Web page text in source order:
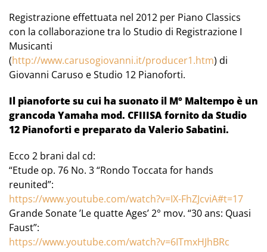
Registrazione effettuata nel 2012 per Piano Classics
con la collaborazione tra lo Studio di Registrazione I
Musicanti
(http://www.carusogiovanni.it/producer1.htm) di
Giovanni Caruso e Studio 12 Pianoforti.
Il pianoforte su cui ha suonato il M° Maltempo è un
grancoda Yamaha mod. CFIIISA fornito da Studio
12 Pianoforti e preparato da Valerio Sabatini.
Ecco 2 brani dal cd:
“Etude op. 76 No. 3 “Rondo Toccata for hands
reunited”:
https://www.youtube.com/watch?v=IX-FhZJcviA#t=17
Grande Sonate ’Le quatte Ages’ 2° mov. “30 ans: Quasi
Faust”:
https://www.youtube.com/watch?v=6ITmxHJhBRc